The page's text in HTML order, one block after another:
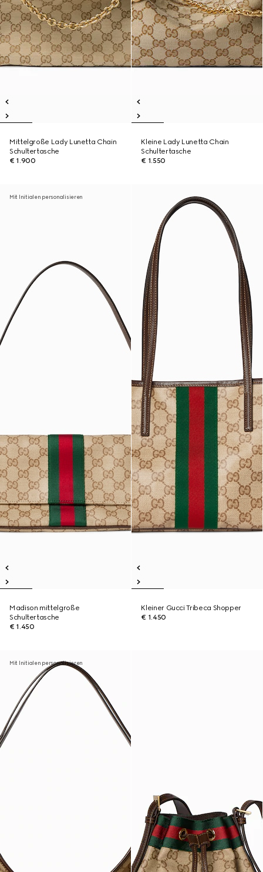
Mittelgroße Lady Lunetta Chain
Schultertasche
€ 1.900
Kleine Lady Lunetta Chain
Schultertasche
€ 1.550
Mit Initialen personalisieren
Madison mittelgroße
Schultertasche
€ 1.450
Kleiner Gucci Tribeca Shopper
€ 1.450
Mit Initialen personalisieren